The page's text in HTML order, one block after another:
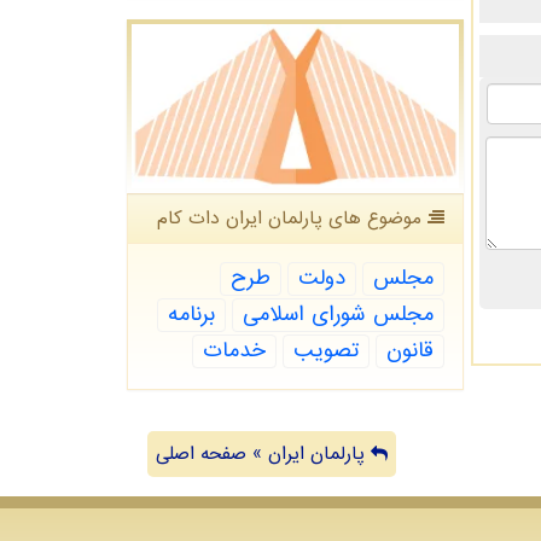
موضوع های پارلمان ایران دات كام
مجلس دولت
طرح
مجلس شورای اسلامی
برنامه
قانون
تصویب خدمات
پارلمان ایران » صفحه اصلی